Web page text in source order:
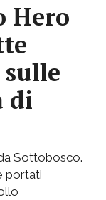
Hero
di
Sottobosco.
portati